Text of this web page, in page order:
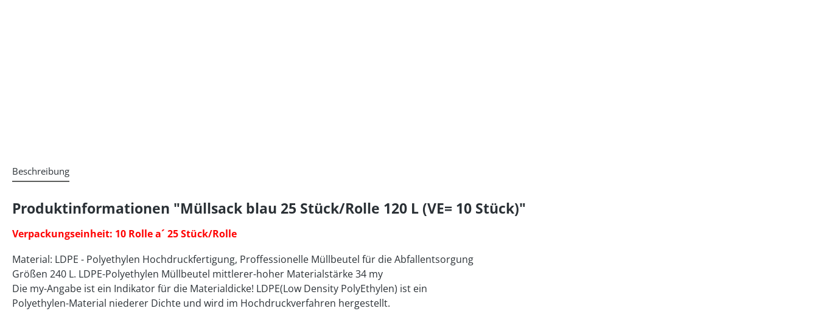
Beschreibung
Produktinformationen "Müllsack blau 25 Stück/Rolle 120 L (VE= 10 Stück)"
Verpackungseinheit: 10 Rolle a´ 25 Stück/Rolle
Material: LDPE - Polyethylen Hochdruckfertigung, Proffessionelle Müllbeutel für die Abfallentsorgung
Größen 240 L. LDPE-Polyethylen Müllbeutel mittlerer-hoher Materialstärke 34 my
Die my-Angabe ist ein Indikator für die Materialdicke! LDPE(Low Density PolyEthylen) ist ein
Polyethylen-Material niederer Dichte und wird im Hochdruckverfahren hergestellt.